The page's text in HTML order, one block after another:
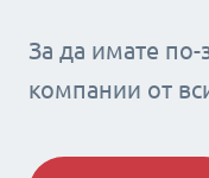
За да имате
компании от